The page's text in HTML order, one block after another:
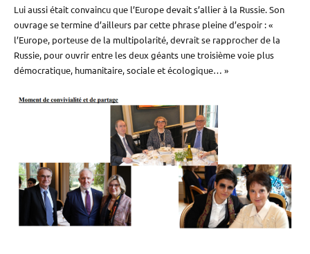
Lui aussi était convaincu que l’Europe devait s’allier à la Russie. Son
ouvrage se termine d’ailleurs par cette phrase pleine d’espoir : «
l’Europe, porteuse de la multipolarité, devrait se rapprocher de la
Russie, pour ouvrir entre les deux géants une troisième voie plus
démocratique, humanitaire, sociale et écologique… »